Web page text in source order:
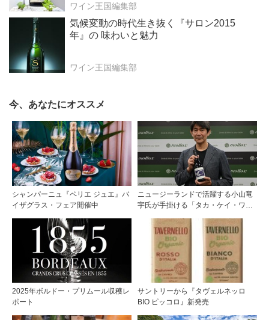
ワイン王国編集部
気候変動の時代生き抜く『サロン2015
年』の 味わいと魅力
ワイン王国編集部
今、あなたにオススメ
シャンパーニュ『ペリエ ジュエ』バ
イザグラス・フェア開催中
ニュージーランドで活躍する小山竜
宇氏が手掛ける「タカ・ケイ・ワイ
2025年ボルドー・プリムール収穫レ
ポート
サントリーから『タヴェルネッロ
BIO ピッコロ』新発売